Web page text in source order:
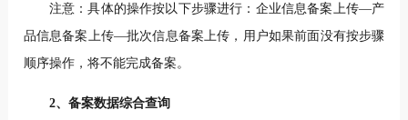
注意：具体的操作按以下步骤进行：企业信息备案上传—产
品信息备案上传—批次信息备案上传，用户如果前面没有按步骤
顺序操作，将不能完成备案。
2、备案数据综合查询